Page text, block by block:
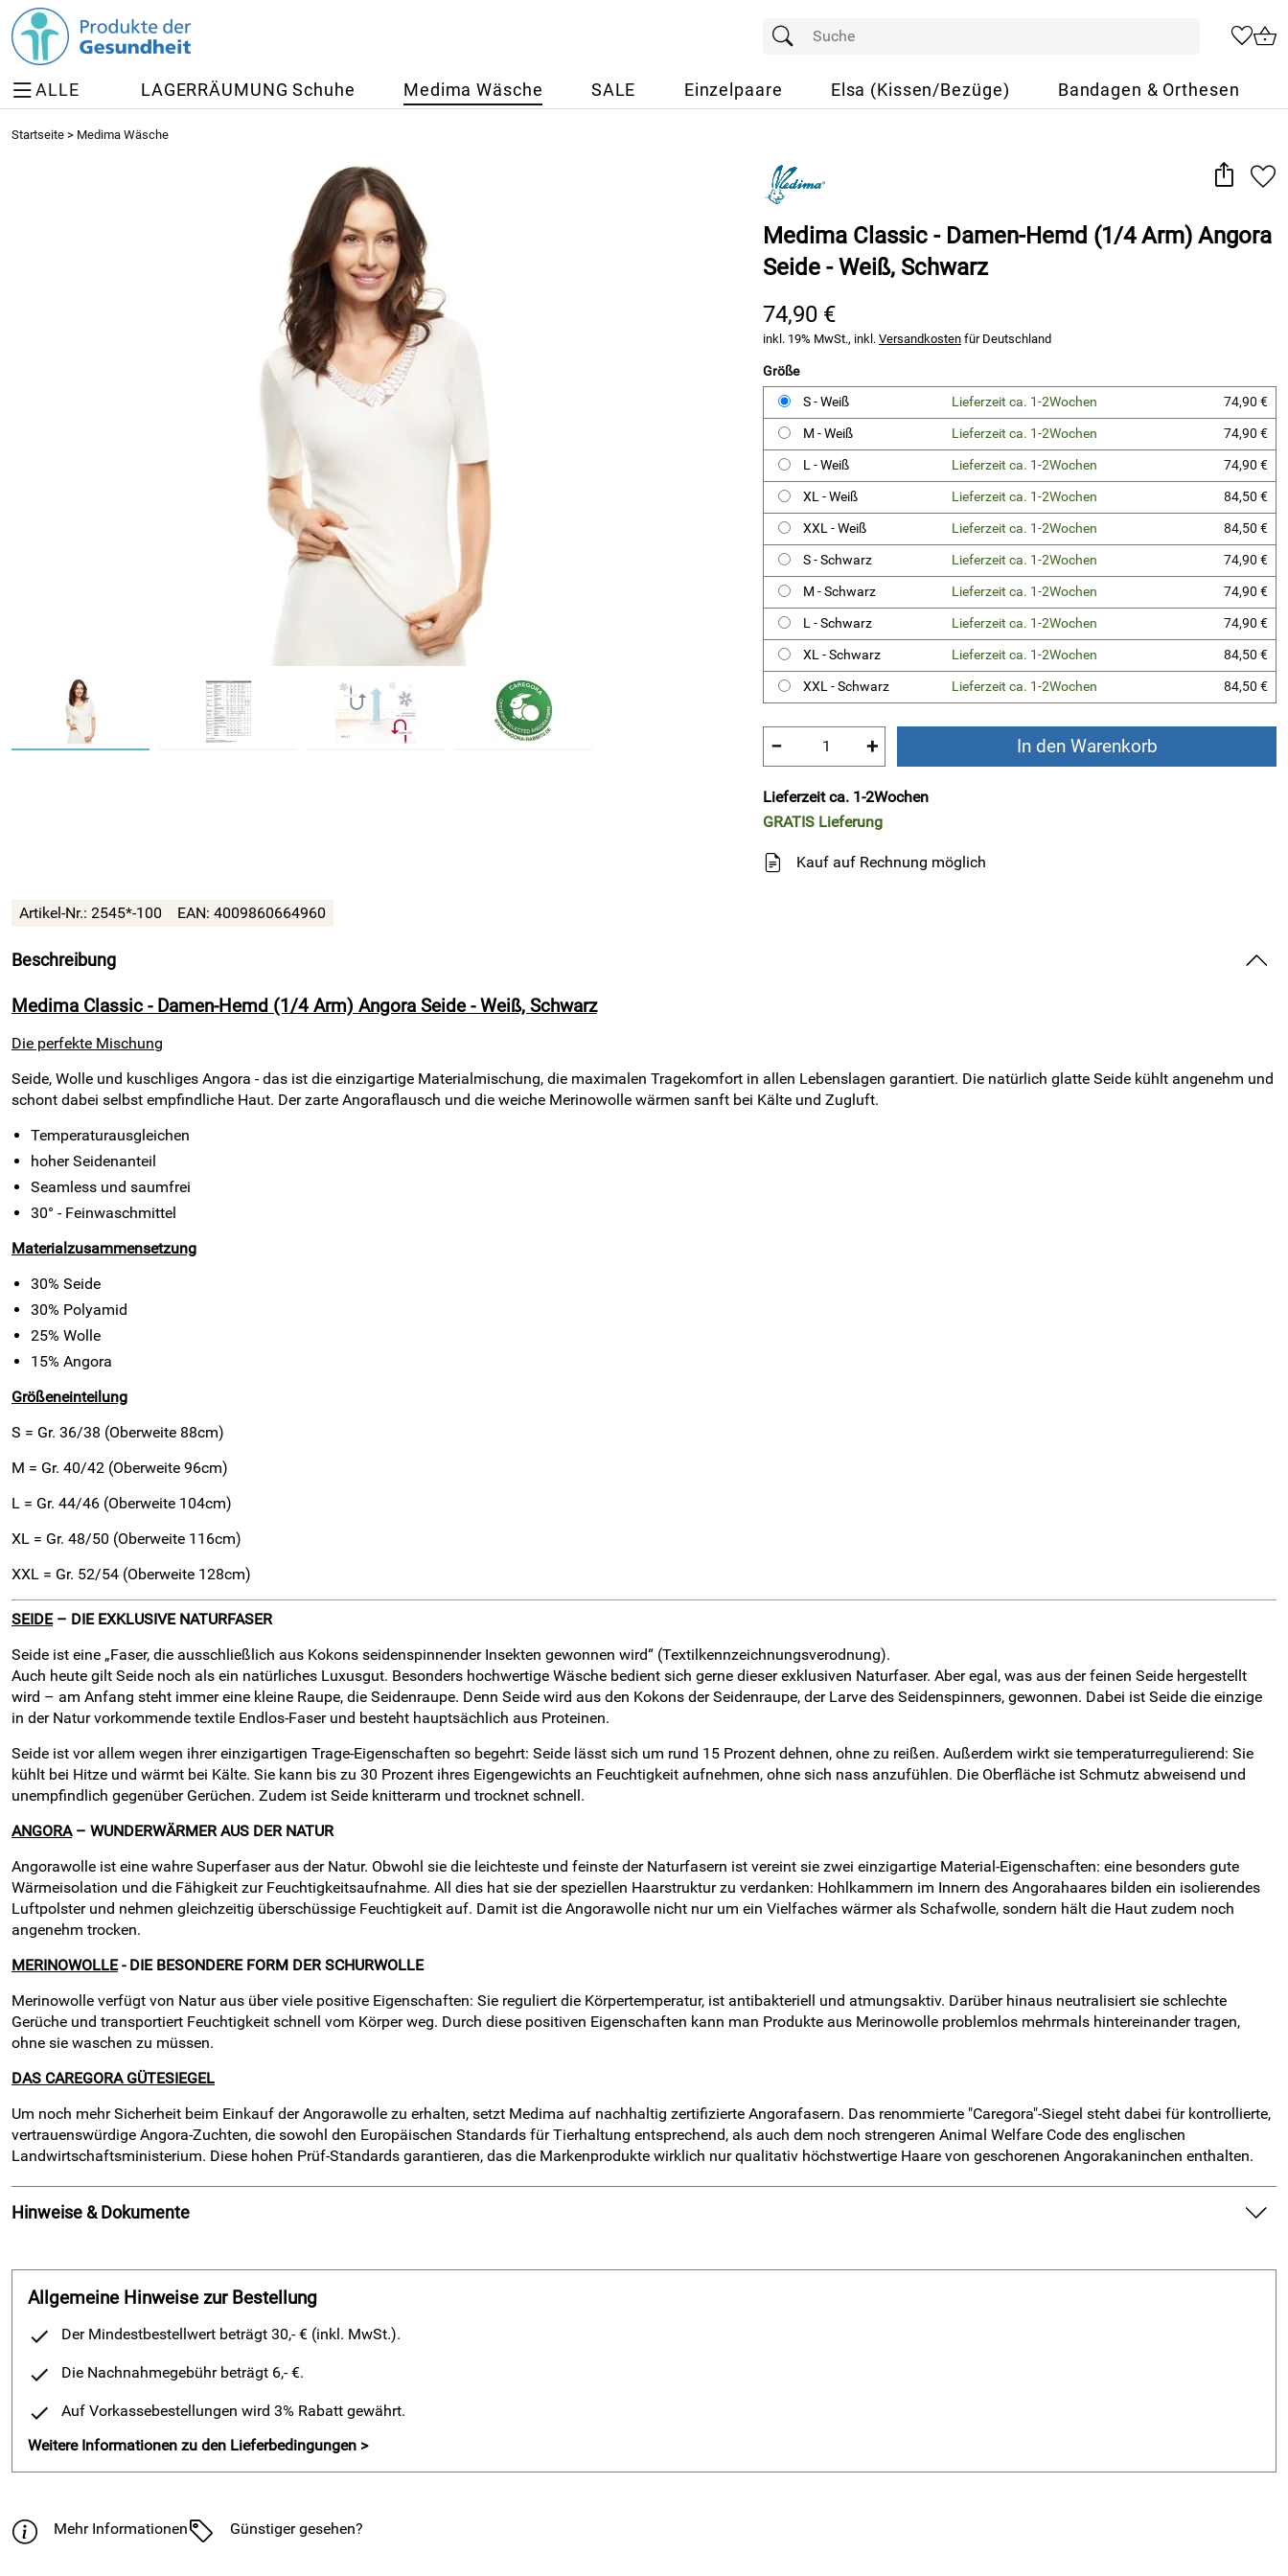
ALLE LAGERRÄUMUNG Schuhe Medima Wäsche SALE Einzelpaare Elsa (Kissen/Bezüge) Bandagen & Orthesen
Startseite > Medima Wäsche
Medima Classic - Damen-Hemd (1/4 Arm) Angora
Seide - Weiß, Schwarz
74,90 €
inkl. 19% MwSt., inkl. Versandkosten für Deutschland
Größe
S - Weiß
Lieferzeit ca. 1-2Wochen
74,90 €
M - Weiß
Lieferzeit ca. 1-2Wochen
74,90 €
L - Weiß
Lieferzeit ca. 1-2Wochen
74,90 €
XL - Weiß
Lieferzeit ca. 1-2Wochen
84,50 €
XXL - Weiß
Lieferzeit ca. 1-2Wochen
84,50 €
S - Schwarz
Lieferzeit ca. 1-2Wochen
74,90 €
M - Schwarz
Lieferzeit ca. 1-2Wochen
74,90 €
L - Schwarz
Lieferzeit ca. 1-2Wochen
74,90 €
XL - Schwarz
Lieferzeit ca. 1-2Wochen
84,50 €
XXL - Schwarz
Lieferzeit ca. 1-2Wochen 84,50 €
− + In den Warenkorb
Lieferzeit ca. 1-2Wochen
GRATIS Lieferung
Kauf auf Rechnung möglich
Artikel-Nr.: 2545*-100 EAN: 4009860664960
Beschreibung
Medima Classic - Damen-Hemd (1/4 Arm) Angora Seide - Weiß, Schwarz
Die perfekte Mischung
Seide, Wolle und kuschliges Angora - das ist die einzigartige Materialmischung, die maximalen Tragekomfort in allen Lebenslagen garantiert. Die natürlich glatte Seide kühlt angenehm und
schont dabei selbst empfindliche Haut. Der zarte Angoraflausch und die weiche Merinowolle wärmen sanft bei Kälte und Zugluft.
Temperaturausgleichen
hoher Seidenanteil
Seamless und saumfrei
30° - Feinwaschmittel
Materialzusammensetzung
30% Seide
30% Polyamid
25% Wolle
15% Angora
Größeneinteilung
S = Gr. 36/38 (Oberweite 88cm)
M = Gr. 40/42 (Oberweite 96cm)
L = Gr. 44/46 (Oberweite 104cm)
XL = Gr. 48/50 (Oberweite 116cm)
XXL = Gr. 52/54 (Oberweite 128cm)
SEIDE– DIE EXKLUSIVE NATURFASER
Seide ist eine „Faser, die ausschließlich aus Kokons seidenspinnender Insekten gewonnen wird“ (Textilkennzeichnungsverodnung).
Auch heute gilt Seide noch als ein natürliches Luxusgut. Besonders hochwertige Wäsche bedient sich gerne dieser exklusiven Naturfaser. Aber egal, was aus der feinen Seide hergestellt
wird – am Anfang steht immer eine kleine Raupe, die Seidenraupe. Denn Seide wird aus den Kokons der Seidenraupe, der Larve des Seidenspinners, gewonnen. Dabei ist Seide die einzige
in der Natur vorkommende textile Endlos-Faser und besteht hauptsächlich aus Proteinen.
Seide ist vor allem wegen ihrer einzigartigen Trage-Eigenschaften so begehrt: Seide lässt sich um rund 15 Prozent dehnen, ohne zu reißen. Außerdem wirkt sie temperaturregulierend: Sie
kühlt bei Hitze und wärmt bei Kälte. Sie kann bis zu 30 Prozent ihres Eigengewichts an Feuchtigkeit aufnehmen, ohne sich nass anzufühlen. Die Oberfläche ist Schmutz abweisend und
unempfindlich gegenüber Gerüchen. Zudem ist Seide knitterarm und trocknet schnell.
ANGORA– WUNDERWÄRMER AUS DER NATUR
Angorawolle ist eine wahre Superfaser aus der Natur. Obwohl sie die leichteste und feinste der Naturfasern ist vereint sie zwei einzigartige Material-Eigenschaften: eine besonders gute
Wärmeisolation und die Fähigkeit zur Feuchtigkeitsaufnahme. All dies hat sie der speziellen Haarstruktur zu verdanken: Hohlkammern im Innern des Angorahaares bilden ein isolierendes
Luftpolster und nehmen gleichzeitig überschüssige Feuchtigkeit auf. Damit ist die Angorawolle nicht nur um ein Vielfaches wärmer als Schafwolle, sondern hält die Haut zudem noch
angenehm trocken.
MERINOWOLLE- DIE BESONDERE FORM DER SCHURWOLLE
Merinowolle verfügt von Natur aus über viele positive Eigenschaften: Sie reguliert die Körpertemperatur, ist antibakteriell und atmungsaktiv. Darüber hinaus neutralisiert sie schlechte
Gerüche und transportiert Feuchtigkeit schnell vom Körper weg. Durch diese positiven Eigenschaften kann man Produkte aus Merinowolle problemlos mehrmals hintereinander tragen,
ohne sie waschen zu müssen.
DAS CAREGORA GÜTESIEGEL
Um noch mehr Sicherheit beim Einkauf der Angorawolle zu erhalten, setzt Medima auf nachhaltig zertifizierte Angorafasern. Das renommierte "Caregora"-Siegel steht dabei für kontrollierte,
vertrauenswürdige Angora-Zuchten, die sowohl den Europäischen Standards für Tierhaltung entsprechend, als auch dem noch strengeren Animal Welfare Code des englischen
Landwirtschaftsministerium. Diese hohen Prüf-Standards garantieren, das die Markenprodukte wirklich nur qualitativ höchstwertige Haare von geschorenen Angorakaninchen enthalten.
Hinweise & Dokumente
Klicken Sie hier für weitere Informationen. (1.649kB)
Allgemeine Hinweise zur Bestellung
Der Mindestbestellwert beträgt 30,- € (inkl. MwSt.).
Die Nachnahmegebühr beträgt 6,- €.
Auf Vorkassebestellungen wird 3% Rabatt gewährt.
Weitere Informationen zu den Lieferbedingungen >
Mehr Informationen Günstiger gesehen?